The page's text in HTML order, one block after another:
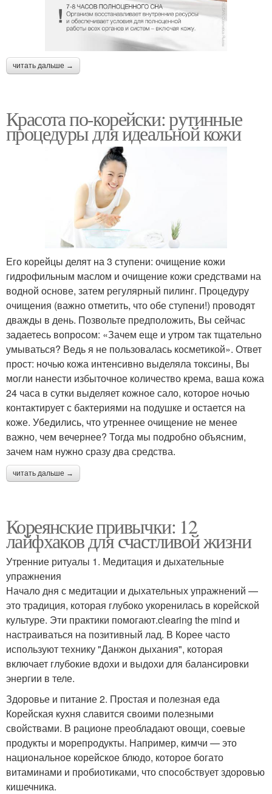
читать дальше →
Красота по-корейски: рутинные
процедуры для идеальной кожи
Его корейцы делят на 3 ступени: очищение кожи
гидрофильным маслом и очищение кожи средствами на
водной основе, затем регулярный пилинг. Процедуру
очищения (важно отметить, что обе ступени!) проводят
дважды в день. Позвольте предположить, Вы сейчас
задаетесь вопросом: «Зачем еще и утром так тщательно
умываться? Ведь я не пользовалась косметикой». Ответ
прост: ночью кожа интенсивно выделяла токсины, Вы
могли нанести избыточное количество крема, ваша кожа
24 часа в сутки выделяет кожное сало, которое ночью
контактирует с бактериями на подушке и остается на
коже. Убедились, что утреннее очищение не менее
важно, чем вечернее? Тогда мы подробно объясним,
зачем нам нужно сразу два средства.
читать дальше →
Кореянские привычки: 12
лайфхаков для счастливой жизни
Утренние ритуалы 1. Медитация и дыхательные
упражнения
Начало дня с медитации и дыхательных упражнений —
это традиция, которая глубоко укоренилась в корейской
культуре. Эти практики помогают.clearing the mind и
настраиваться на позитивный лад. В Корее часто
используют технику "Данжон дыхания", которая
включает глубокие вдохи и выдохи для балансировки
энергии в теле.
Здоровье и питание 2. Простая и полезная еда
Корейская кухня славится своими полезными
свойствами. В рационе преобладают овощи, соевые
продукты и морепродукты. Например, кимчи — это
национальное корейское блюдо, которое богато
витаминами и пробиотиками, что способствует здоровью
кишечника.